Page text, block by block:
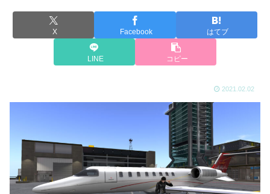
X Facebook はてブ
LINE コピー
2021.02.02